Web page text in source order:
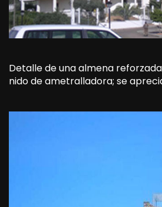
Detalle de una almena
nido de ametralladora; se